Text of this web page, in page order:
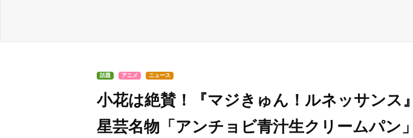
話題 アニメ ニュース
小花は絶賛！『マジきゅん！ルネッサンス
星芸名物「アンチョビ青汁生クリームパン